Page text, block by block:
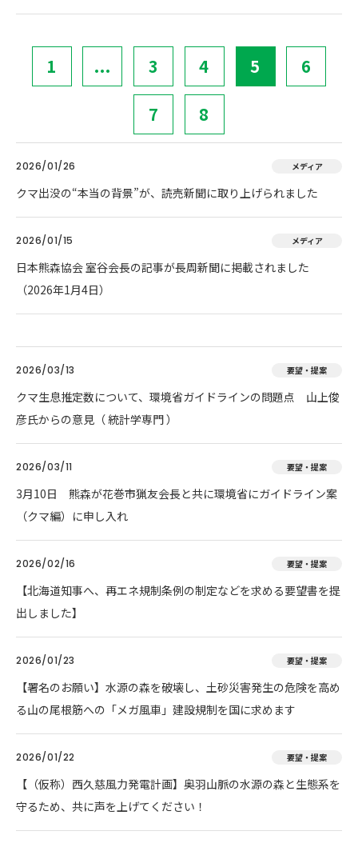
1 ... 3 4 5 6
7 8
2026/01/26 メディア
クマ出没の“本当の背景”が、読売新聞に取り上げられました
2026/01/15 メディア
日本熊森協会 室谷会長の記事が長周新聞に掲載されました
（2026年1月4日）
2026/03/13 要望・提案
クマ生息推定数について、環境省ガイドラインの問題点 山上俊
彦氏からの意見（ 統計学専門 ）
2026/03/11 要望・提案
3月10日 熊森が花巻市猟友会長と共に環境省にガイドライン案
（クマ編）に申し入れ
2026/02/16 要望・提案
【北海道知事へ、再エネ規制条例の制定などを求める要望書を提
出しました】
2026/01/23 要望・提案
【署名のお願い】水源の森を破壊し、土砂災害発生の危険を高め
る山の尾根筋への「メガ風車」建設規制を国に求めます
2026/01/22 要望・提案
【（仮称）西久慈風力発電計画】奥羽山脈の水源の森と生態系を
守るため、共に声を上げてください！